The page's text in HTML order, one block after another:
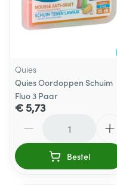
Quies
Quies Oordoppen Schuim
Fluo 3 Paar
€ 5,73
Bestel